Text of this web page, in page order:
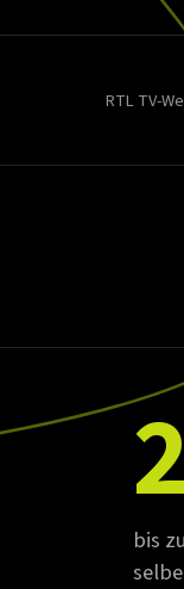
RTL TV-
bis